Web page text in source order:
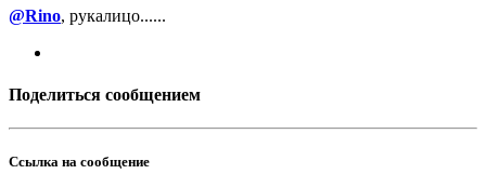
@Rino, рукалицо......
Поделиться сообщением
Ссылка на сообщение